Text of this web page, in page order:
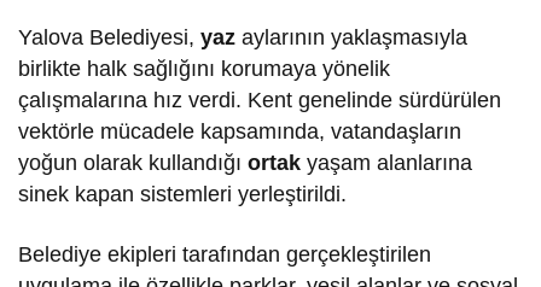
Yalova Belediyesi,yaz aylarının yaklaşmasıyla
birlikte halk sağlığını korumaya yönelik
çalışmalarına hız verdi. Kent genelinde sürdürülen
vektörle mücadele kapsamında, vatandaşların
yoğun olarak kullandığıortak yaşam alanlarına
sinek kapan sistemleri yerleştirildi.
Belediye ekipleri tarafından gerçekleştirilen